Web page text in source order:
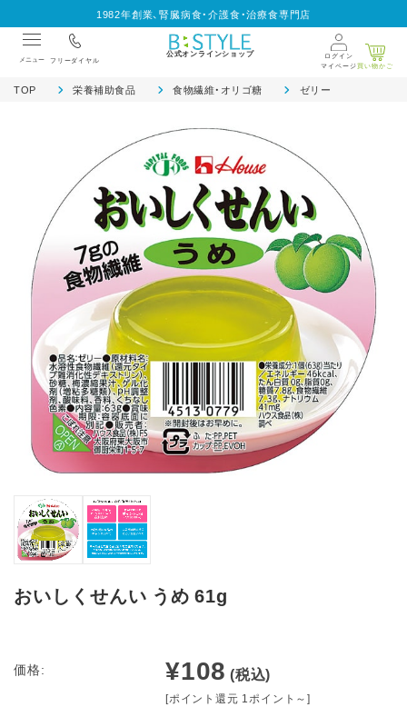
1982年創業、腎臓病食・介護食・治療食専門店
メニュー フリーダイヤル
公式オンラインショップ
ログイン
マイページ買い物かご
TOP 栄養補助食品 食物繊維・オリゴ糖 ゼリー
おいしくせんい うめ 61g
価格: ¥108 (税込)
[ポイント還元 1ポイント～]